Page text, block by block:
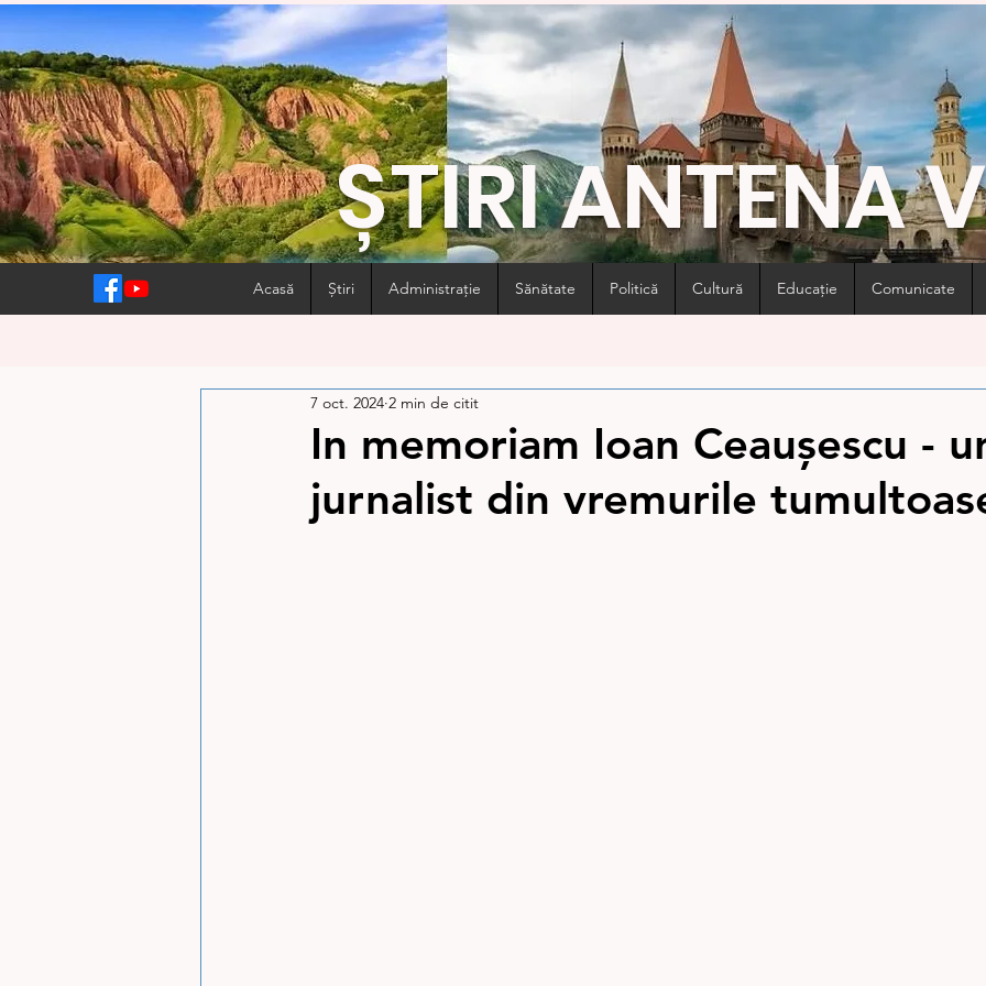
ȘTIRI ANTENA
Acasă Știri Administrație Sănătate Politică Cultură Educație Comunicate
In memoriam Ioan Ceaușescu -
jurnalist din vremurile
7 oct. 2024 2 min de citit